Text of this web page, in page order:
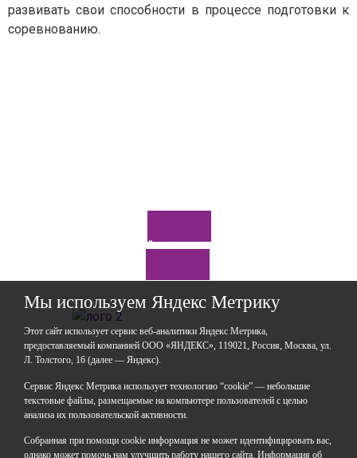
развивать свои способности в процессе подготовки к
соревнованию.
Задайте нам вопрос
Мы используем Яндекс Метрику
Этот сайт использует сервис веб-аналитики Яндекс Метрика,
предоставляемый компанией ООО «ЯНДЕКС», 119021, Россия, Москва, ул.
Л. Толстого, 16 (далее — Яндекс).
Сервис Яндекс Метрика использует технологию “cookie” — небольшие
текстовые файлы, размещаемые на компьютере пользователей с целью
анализа их пользовательской активности.
Собранная при помощи cookie информация не может идентифицировать вас,
однако может помочь нам улучшить работу нашего сайта. Информация об
ГАОУДО «Центр развития талантов «Аврора»
ИНН: 0277946670
ОГРН: 119028008662
Юридический адрес: 450112, Российская Федерация,
город Уфа, улица Мира, дом 14